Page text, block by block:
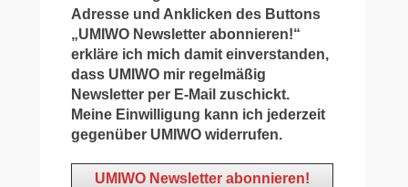
Adresse und Anklicken des Buttons
„UMIWO Newsletter abonnieren!“
erkläre ich mich damit einverstanden,
dass UMIWO mir regelmäßig
Newsletter per E-Mail zuschickt.
Meine Einwilligung kann ich jederzeit
gegenüber UMIWO widerrufen.